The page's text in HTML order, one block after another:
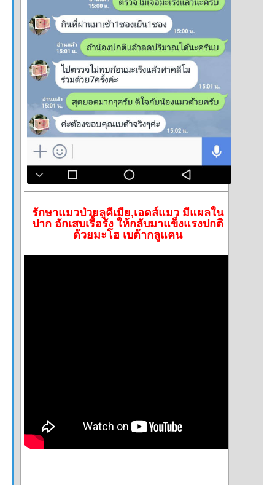
รักษาแมวป่วยลูคีเมีย,เอดส์แมว มีแผลใน
ปาก อักเสบเรื้อรัง ให้กลับมาแข็งแรงปกติ
ด้วยมะโฮ เบต้ากลูแคน